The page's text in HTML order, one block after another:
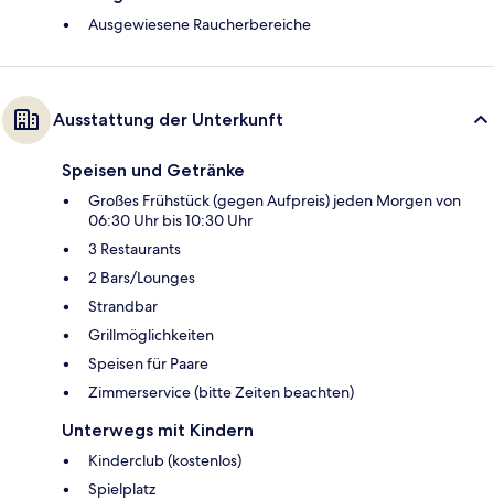
Ausgewiesene Raucherbereiche
Ausstattung der Unterkunft
Speisen und Getränke
Großes Frühstück (gegen Aufpreis) jeden Morgen von
06:30 Uhr bis 10:30 Uhr
3 Restaurants
2 Bars/Lounges
Strandbar
Grillmöglichkeiten
Speisen für Paare
Zimmerservice (bitte Zeiten beachten)
Unterwegs mit Kindern
Kinderclub (kostenlos)
Spielplatz